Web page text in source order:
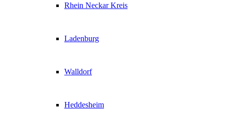
Rhein Neckar Kreis
Ladenburg
Walldorf
Heddesheim